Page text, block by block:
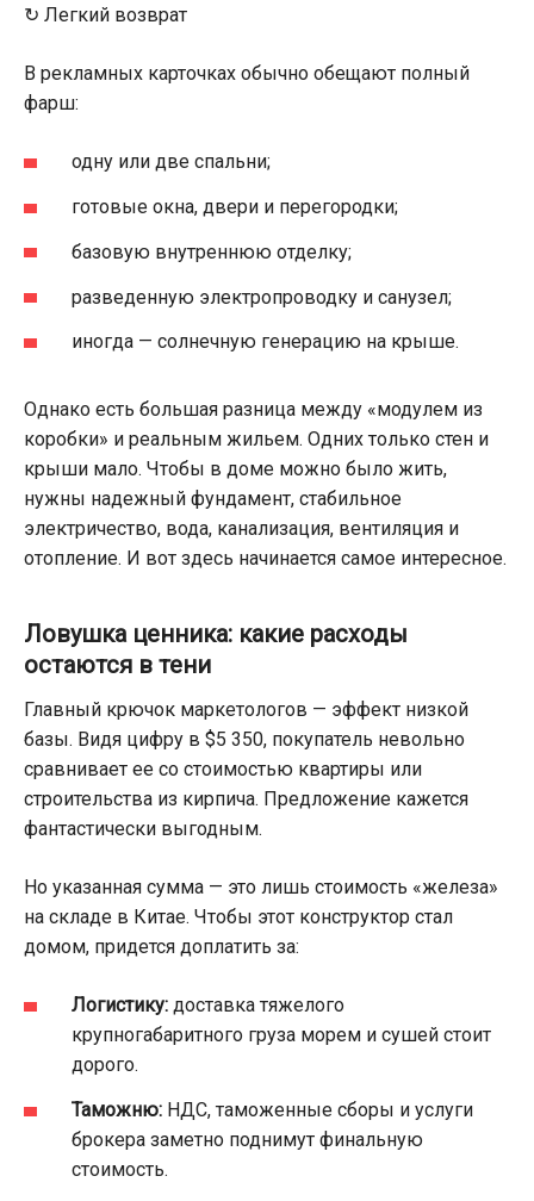
↻ Легкий возврат
В рекламных карточках обычно обещают полный
фарш:
одну или две спальни;
готовые окна, двери и перегородки;
базовую внутреннюю отделку;
разведенную электропроводку и санузел;
иногда — солнечную генерацию на крыше.
Однако есть большая разница между «модулем из
коробки» и реальным жильем. Одних только стен и
крыши мало. Чтобы в доме можно было жить,
нужны надежный фундамент, стабильное
электричество, вода, канализация, вентиляция и
отопление. И вот здесь начинается самое интересное.
Ловушка ценника: какие расходы
остаются в тени
Главный крючок маркетологов — эффект низкой
базы. Видя цифру в $5 350, покупатель невольно
сравнивает ее со стоимостью квартиры или
строительства из кирпича. Предложение кажется
фантастически выгодным.
Но указанная сумма — это лишь стоимость «железа»
на складе в Китае. Чтобы этот конструктор стал
домом, придется доплатить за:
Логистику: доставка тяжелого
крупногабаритного груза морем и сушей стоит
дорого.
Таможню: НДС, таможенные сборы и услуги
брокера заметно поднимут финальную
стоимость.